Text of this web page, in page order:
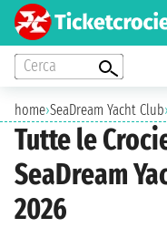
Cerca
home›SeaDream Yacht Club›
Tutte le
SeaDream
2026